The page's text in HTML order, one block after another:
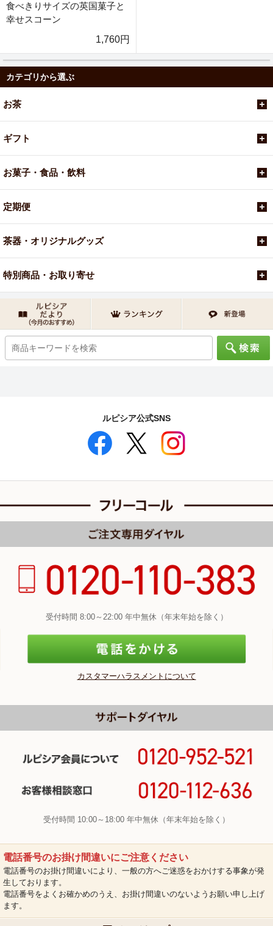
食べきりサイズの英国菓子と
幸せスコーン
1,760円
カテゴリから選ぶ
お茶
ギフト
お菓子・食品・飲料
定期便
茶器・オリジナルグッズ
特別商品・お取り寄せ
ルピシア公式SNS
受付時間 8:00～22:00 年中無休（年末年始を除く）
カスタマーハラスメントについて
受付時間 10:00～18:00 年中無休（年末年始を除く）
電話番号のお掛け間違いにご注意ください
電話番号のお掛け間違いにより、一般の方へご迷惑をおかけする事象が発
生しております。
電話番号をよくお確かめのうえ、お掛け間違いのないようお願い申し上げ
ます。